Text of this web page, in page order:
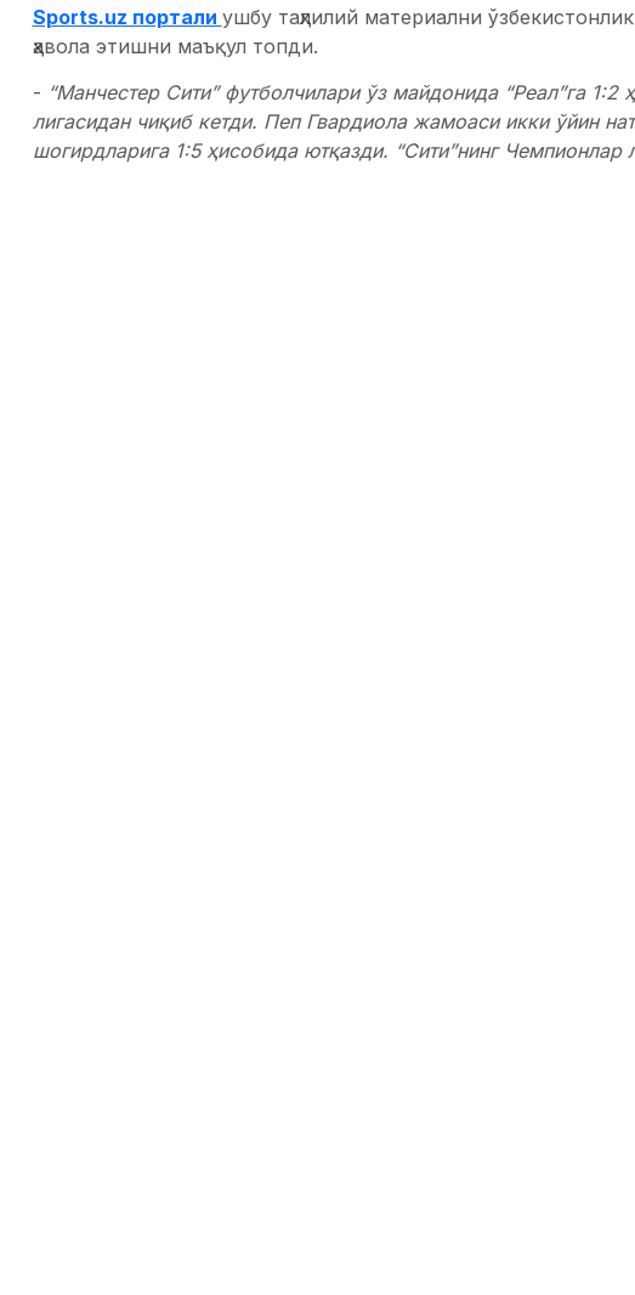
Sports.uz портали ушбу таҳлилий материални
ҳавола этишни маъқул топди.
- “Манчестер Сити” футболчилари ўз майдонида “Реал”га
лигасидан чиқиб кетди. Пеп Гвардиола жамоаси икки ўйин
шогирдларига 1:5 ҳисобида ютқазди. “Сити”нинг Чемпионлар